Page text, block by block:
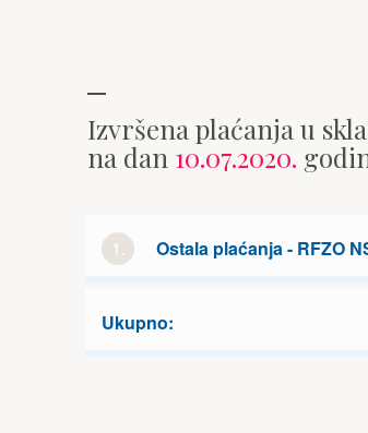
Izvršena plaćanja u
na dan 10.07.2020.
1. Ostala plaćanja - RFZO
Ukupno: